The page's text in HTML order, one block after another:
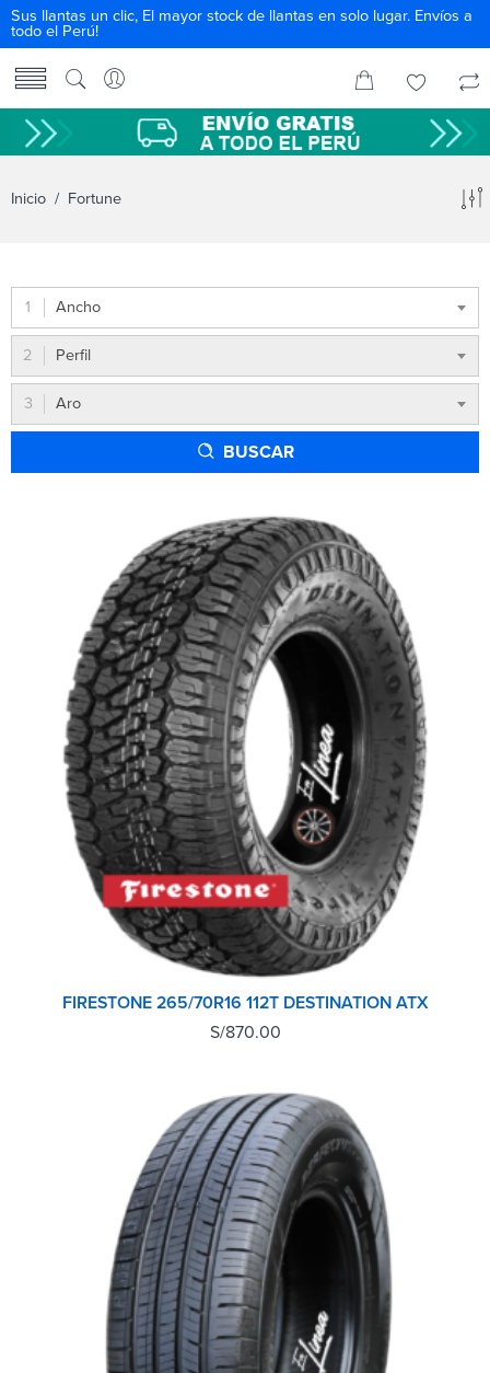
Sus llantas un clic, El mayor stock de llantas en solo lugar. Envíos a
todo el Perú!
Inicio / Fortune
Ancho
Perfil
Aro
BUSCAR
FIRESTONE 265/70R16 112T DESTINATION ATX
S/870.00